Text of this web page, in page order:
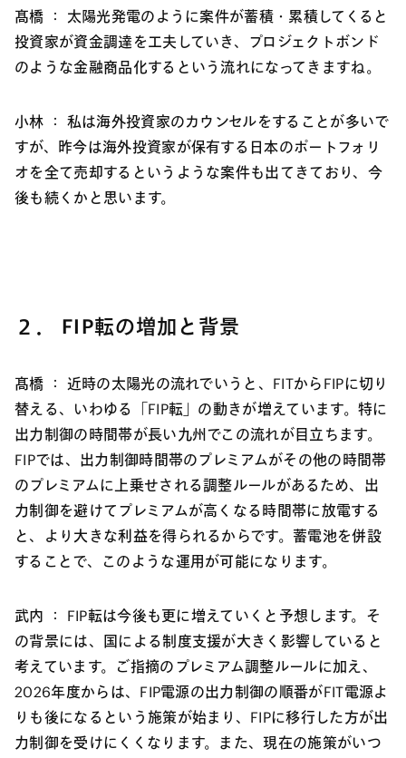
髙橋 ：
太陽光発電のように案件が蓄積・累積してくると
投資家が資金調達を工夫していき、プロジェクトボンド
のような金融商品化するという流れになってきますね。
小林 ： 私は海外投資家のカウンセルをすることが多いで
すが、昨今は海外投資家が保有する日本のポートフォリ
オを全て売却するというような案件も出てきており、今
後も続くかと思います。
２． FIP転の増加と背景
髙橋 ： 近時の太陽光の流れでいうと、FITからFIPに切り
替える、いわゆる「FIP転」の動きが増えています。特に
出力制御の時間帯が長い九州でこの流れが目立ちます。
FIPでは、出力制御時間帯のプレミアムがその他の時間帯
のプレミアムに上乗せされる調整ルールがあるため、出
力制御を避けてプレミアムが高くなる時間帯に放電する
と、より大きな利益を得られるからです。蓄電池を併設
することで、このような運用が可能になります。
武内 ：
FIP転は今後も更に増えていくと予想します。そ
の背景には、国による制度支援が大きく影響していると
考えています。ご指摘のプレミアム調整ルールに加え、
2026年度からは、FIP電源の出力制御の順番がFIT電源よ
りも後になるという施策が始まり、FIPに移行した方が出
力制御を受けにくくなります。また、現在の施策がいつ